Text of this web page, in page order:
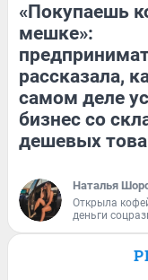
«Покупаешь
мешке»:
рассказала,
самом деле
бизнес со
дешевых
Наталья
Открыла
деньги